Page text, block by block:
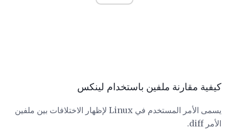
كيفية مقارنة ملفين باستخدام لينكس
يسمى الأمر المستخدم في Linux لإظهار الاختلافات بين ملفين
الأمر diff.